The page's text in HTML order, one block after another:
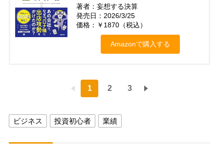
著者：妄想する決算
発売日：2026/3/25
価格：￥1870（税込）
Amazonで購入する
1 2 3
ビジネス 投資初心者 業績